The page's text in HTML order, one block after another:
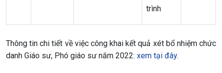
trình
Thông tin chi tiết về việc công khai kết quả xét bổ nhiệm chức
danh Giáo sư, Phó giáo sư năm 2022: xem tại đây.